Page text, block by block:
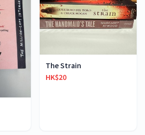
The Strain
HK$20